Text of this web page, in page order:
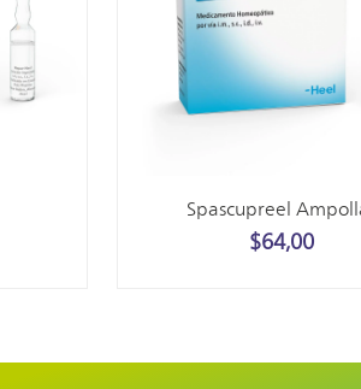
Spascupreel
$64,00